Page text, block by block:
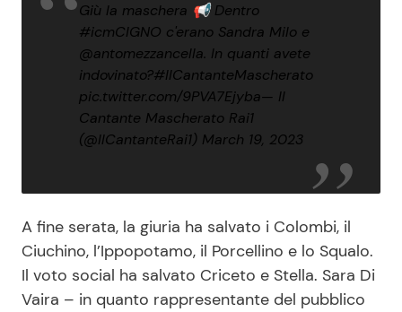
Giù la maschera 📢 Dentro
#icmCIGNO c'erano Sandra Milo e
@antomezzancella. In quanti avete
indovinato?#IlCantanteMascherato
pic.twitter.com/9PVA7Ejyba— Il
Cantante Mascherato Rai1
(@IlCantanteRai1) March 19, 2023
A fine serata, la giuria ha salvato i Colombi, il
Ciuchino, l’Ippopotamo, il Porcellino e lo Squalo.
Il voto social ha salvato Criceto e Stella. Sara Di
Vaira – in quanto rappresentante del pubblico